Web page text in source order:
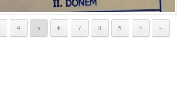
4 5 6 7 8 9 > »